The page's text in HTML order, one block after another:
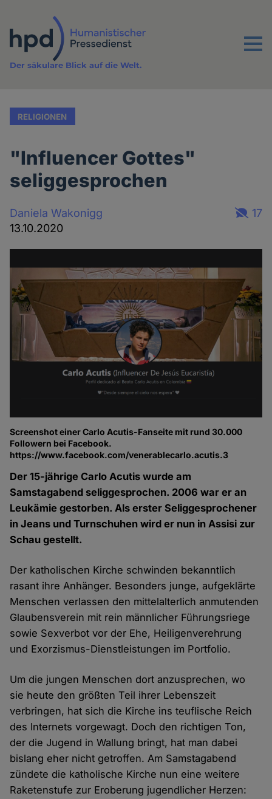
Inhalt
Menu
Der säkulare Blick auf die Welt.
RELIGIONEN
"Influencer Gottes"
seliggesprochen
Daniela Wakonigg
13.10.2020
17
Screenshot einer Carlo Acutis-Fanseite mit rund 30.000
Followern bei Facebook.
https://www.facebook.com/venerablecarlo.acutis.3
Der 15-jährige Carlo Acutis wurde am
Samstagabend seliggesprochen. 2006 war er an
Leukämie gestorben. Als erster Seliggesprochener
in Jeans und Turnschuhen wird er nun in Assisi zur
Schau gestellt.
Der katholischen Kirche schwinden bekanntlich
rasant ihre Anhänger. Besonders junge, aufgeklärte
Menschen verlassen den mittelalterlich anmutenden
Glaubensverein mit rein männlicher Führungsriege
sowie Sexverbot vor der Ehe, Heiligenverehrung
und Exorzismus-Dienstleistungen im Portfolio.
Um die jungen Menschen dort anzusprechen, wo
sie heute den größten Teil ihrer Lebenszeit
verbringen, hat sich die Kirche ins teuflische Reich
des Internets vorgewagt. Doch den richtigen Ton,
der die Jugend in Wallung bringt, hat man dabei
bislang eher nicht getroffen. Am Samstagabend
zündete die katholische Kirche nun eine weitere
Raketenstufe zur Eroberung jugendlicher Herzen: